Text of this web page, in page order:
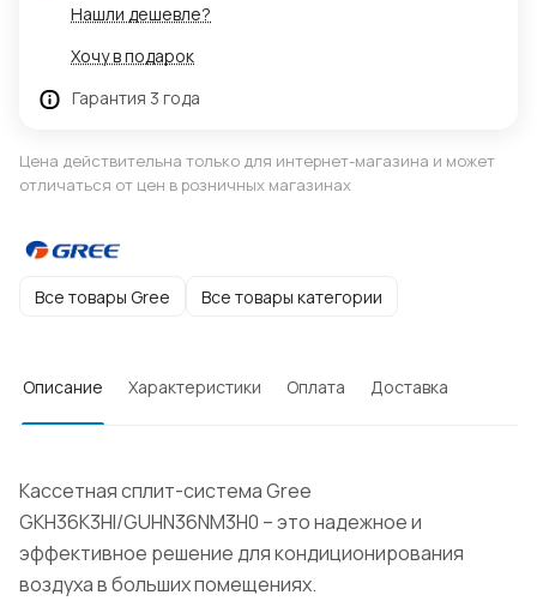
Нашли дешевле?
Хочу в подарок
Гарантия 3 года
Цена действительна только для интернет-магазина и может
отличаться от цен в розничных магазинах
Все товары Gree Все товары категории
Описание Характеристики Оплата Доставка
Кассетная сплит-система Gree
GKH36K3HI/GUHN36NM3H0 – это надежное и
эффективное решение для кондиционирования
воздуха в больших помещениях.